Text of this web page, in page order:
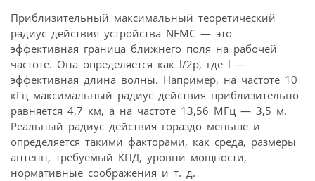
Приблизительный максимальный теоретический
радиус действия устройства NFMC — это
эффективная граница ближнего поля на рабочей
частоте. Она определяется как l/2p, где l —
эффективная длина волны. Например, на частоте 10
кГц максимальный радиус действия приблизительно
равняется 4,7 км, а на частоте 13,56 МГц — 3,5 м.
Реальный радиус действия гораздо меньше и
определяется такими факторами, как среда, размеры
антенн, требуемый КПД, уровни мощности,
нормативные соображения и т. д.